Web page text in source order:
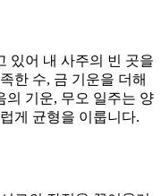
있어 내 사주의 빈 곳을
한 수, 금 기운을 더해
의 기운, 무오 일주는 양
게 균형을 이룹니다.